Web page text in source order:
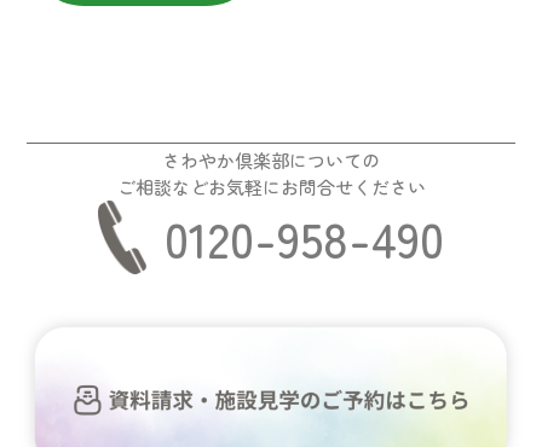
さわやか倶楽部についての
ご相談などお気軽にお問合せください
0120-958-490